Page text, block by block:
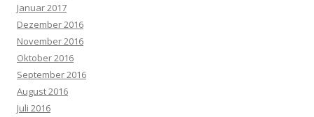
Januar 2017
Dezember 2016
November 2016
Oktober 2016
September 2016
August 2016
Juli 2016